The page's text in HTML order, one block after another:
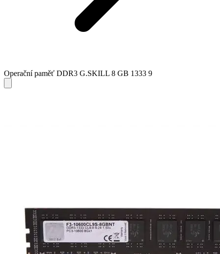
Operační paměť DDR3 G.SKILL 8 GB 1333 9